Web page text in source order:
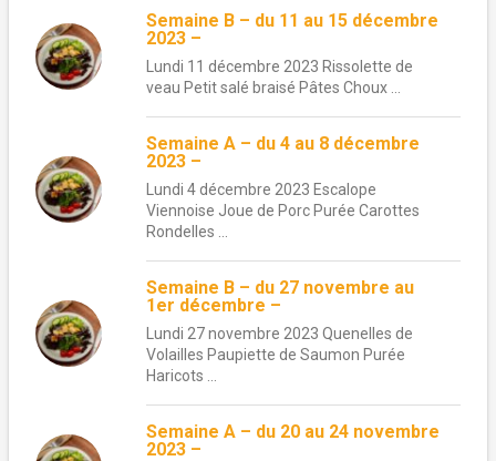
Semaine B – du 11 au 15 décembre
2023 –
Lundi 11 décembre 2023 Rissolette de
veau Petit salé braisé Pâtes Choux ...
Semaine A – du 4 au 8 décembre
2023 –
Lundi 4 décembre 2023 Escalope
Viennoise Joue de Porc Purée Carottes
Rondelles ...
Semaine B – du 27 novembre au
1er décembre –
Lundi 27 novembre 2023 Quenelles de
Volailles Paupiette de Saumon Purée
Haricots ...
Semaine A – du 20 au 24 novembre
2023 –